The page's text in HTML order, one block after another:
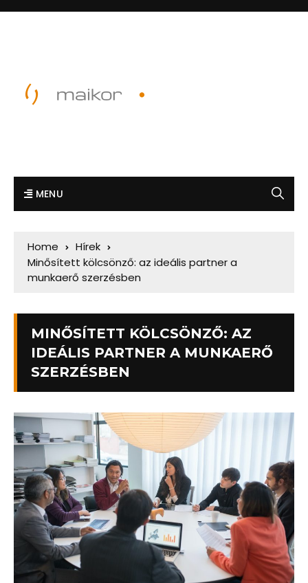
MENU
Home
Hírek
Minősített kölcsönző: az ideális partner a
munkaerő szerzésben
MINŐSÍTETT KÖLCSÖNZŐ: AZ
IDEÁLIS PARTNER A MUNKAERŐ
SZERZÉSBEN